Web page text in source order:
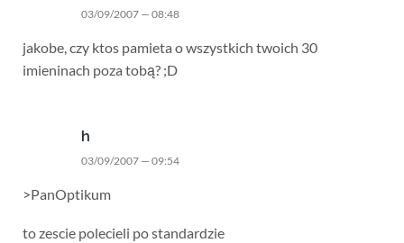
03/09/2007 — 08:48
jakobe, czy ktos pamieta o wszystkich twoich 30
imieninach poza tobą? ;D
h
03/09/2007 — 09:54
>PanOptikum
to zescie polecieli po standardzie